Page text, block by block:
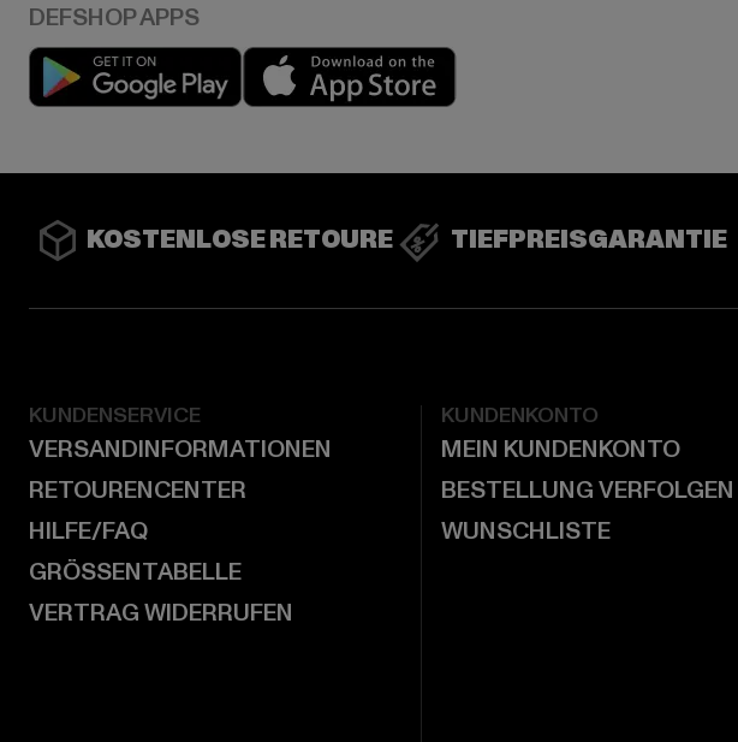
Play market
KOSTENLOSE RETOURE TIEFPREISGARANTIE
KUNDENSERVICE
VERSANDINFORMATIONEN
RETOURENCENTER
HILFE/FAQ
GRÖSSENTABELLE
VERTRAG WIDERRUFEN
KUNDENKONTO
MEIN KUNDENKONTO
BESTELLUNG VERFOLGEN
WUNSCHLISTE